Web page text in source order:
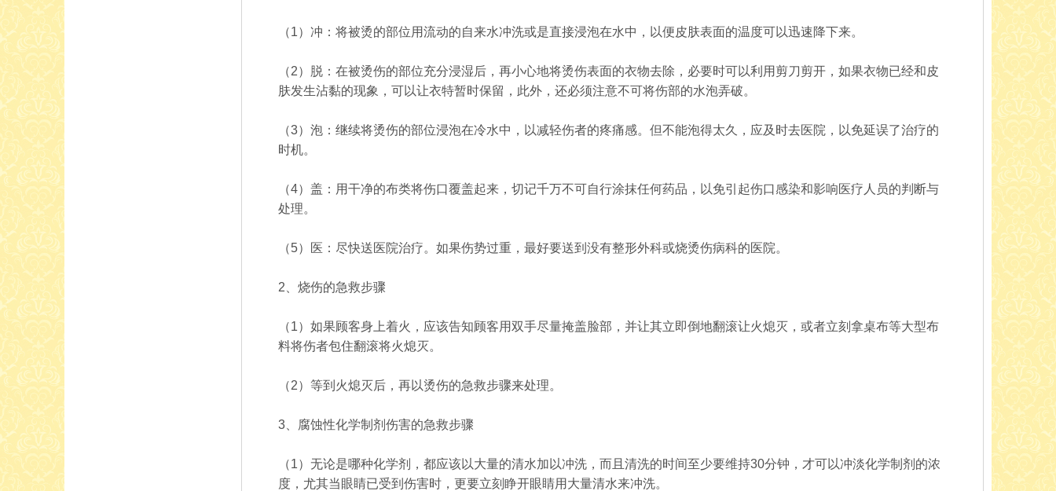
（1）冲：将被烫的部位用流动的自来水冲洗或是直接浸泡在水中，以便皮肤表面的温度可以迅速降下来。
（2）脱：在被烫伤的部位充分浸湿后，再小心地将烫伤表面的衣物去除，必要时可以利用剪刀剪开，如果衣物已经和皮
肤发生沾黏的现象，可以让衣特暂时保留，此外，还必须注意不可将伤部的水泡弄破。
（3）泡：继续将烫伤的部位浸泡在冷水中，以减轻伤者的疼痛感。但不能泡得太久，应及时去医院，以免延误了治疗的
时机。
（4）盖：用干净的布类将伤口覆盖起来，切记千万不可自行涂抹任何药品，以免引起伤口感染和影响医疗人员的判断与
处理。
（5）医：尽快送医院治疗。如果伤势过重，最好要送到没有整形外科或烧烫伤病科的医院。
2、烧伤的急救步骤
（1）如果顾客身上着火，应该告知顾客用双手尽量掩盖脸部，并让其立即倒地翻滚让火熄灭，或者立刻拿桌布等大型布
料将伤者包住翻滚将火熄灭。
（2）等到火熄灭后，再以烫伤的急救步骤来处理。
3、腐蚀性化学制剂伤害的急救步骤
（1）无论是哪种化学剂，都应该以大量的清水加以冲洗，而且清洗的时间至少要维持30分钟，才可以冲淡化学制剂的浓
度，尤其当眼睛已受到伤害时，更要立刻睁开眼睛用大量清水来冲洗。